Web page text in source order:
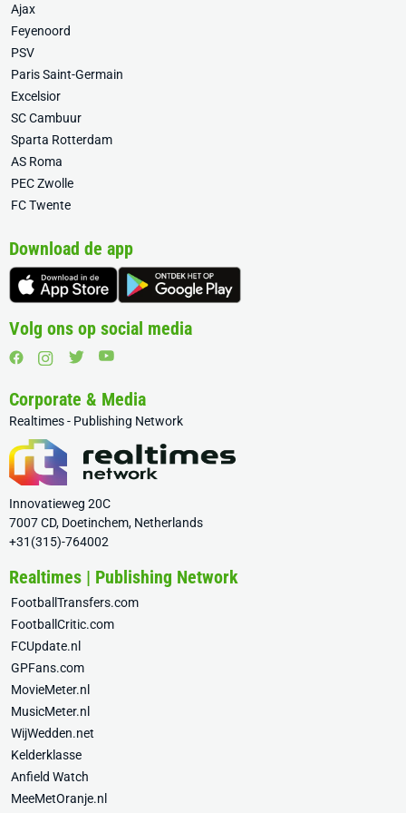
Ajax
Feyenoord
PSV
Paris Saint-Germain
Excelsior
SC Cambuur
Sparta Rotterdam
AS Roma
PEC Zwolle
FC Twente
Download de app
Volg ons op social media
Corporate & Media
Realtimes - Publishing Network
Innovatieweg 20C
7007 CD, Doetinchem, Netherlands
+31(315)-764002
Realtimes | Publishing Network
FootballTransfers.com
FootballCritic.com
FCUpdate.nl
GPFans.com
MovieMeter.nl
MusicMeter.nl
WijWedden.net
Kelderklasse
Anfield Watch
MeeMetOranje.nl